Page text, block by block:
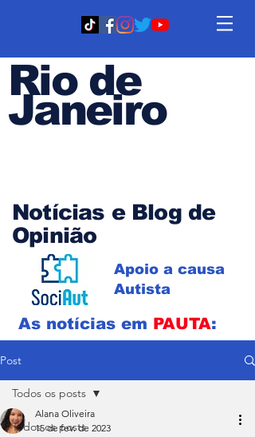
Rio de
Janeiro
Notícias e Blog de
Opinião
Apoio a causa
Autista
As notícias em PAUTA:
Post
Todos os posts
Todos os posts
Alana Oliveira
15 de fev. de 2023